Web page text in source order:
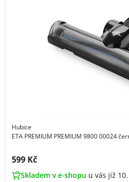
Hubice
ETA PREMIUM PREMIUM 9800 00024
Cena s DPH:
599 Kč
Skladem v e-shopu u vás již